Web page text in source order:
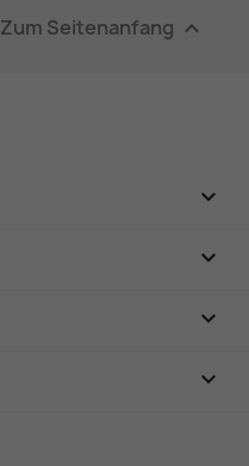
Zum Seitenanfang 



keyboard_arrow_down